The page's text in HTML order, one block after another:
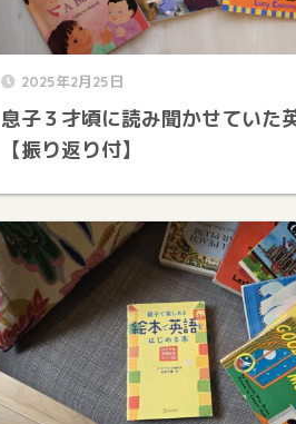
2025年2月25日
息子３才頃に読み聞かせていた
【振り返り付】